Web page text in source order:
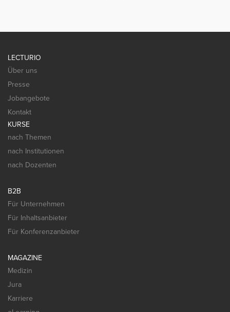
LECTURIO
Über uns
Presse
Jobangebote
Kontakt
KURSE
nach Themen
nach Institutionen
nach Dozenten
B2B
Für Unternehmen
Für Inhaltsanbieter
Für Konferenzanbieter
MAGAZINE
Medizin
Jura
Karriere